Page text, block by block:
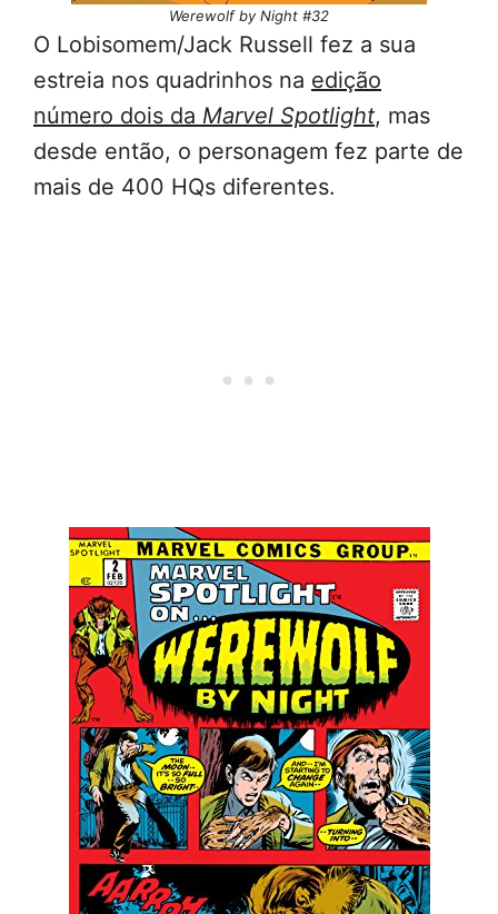
Werewolf by Night #32
O Lobisomem/Jack Russell fez a sua
estreia nos quadrinhos na edição
número dois da Marvel Spotlight, mas
desde então, o personagem fez parte de
mais de 400 HQs diferentes.